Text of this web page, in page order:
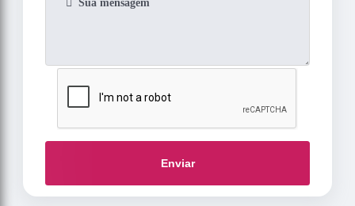
Enviar